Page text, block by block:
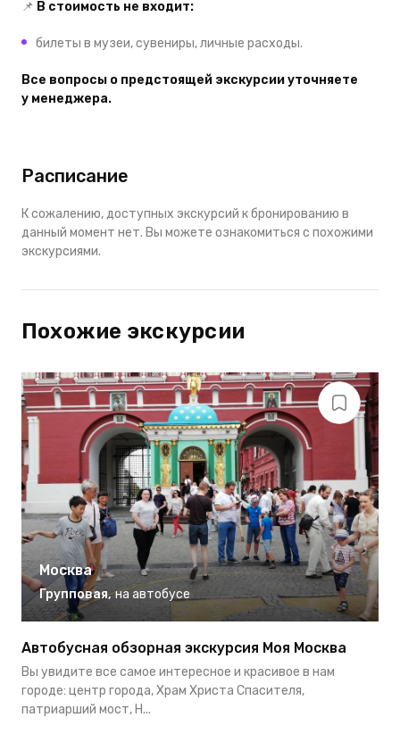
📌 В стоимость не входит:
билеты в музеи, сувениры, личные расходы.
Все вопросы о предстоящей экскурсии уточняете
у менеджера.
Расписание
К сожалению, доступных экскурсий к бронированию в
данный момент нет. Вы можете ознакомиться с похожими
экскурсиями.
Похожие экскурсии
Москва
Групповая, на автобусе
Автобусная обзорная экскурсия Моя Москва
Вы увидите все самое интересное и красивое в нам
городе: центр города, Храм Христа Спасителя,
патриарший мост, Н...